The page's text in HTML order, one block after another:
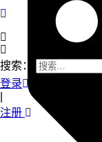
搜索：
登录
注册